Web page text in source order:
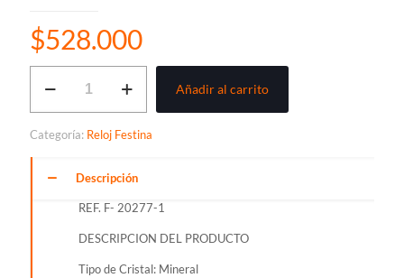
$528.000
FESTINA
PARA
HOMBRE
REF.
Añadir al carrito
Categoría: Reloj Festina
Descripción
REF. F- 20277-1
DESCRIPCION DEL PRODUCTO
Tipo de Cristal: Mineral